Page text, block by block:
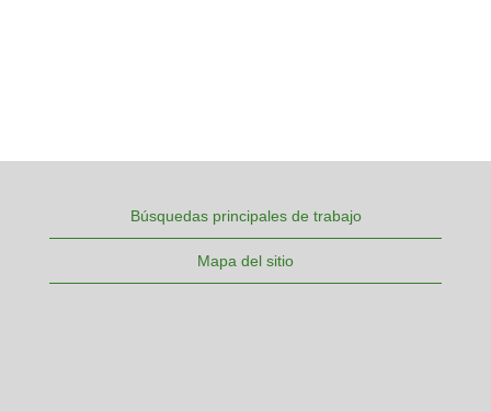
Búsquedas principales de trabajo
Mapa del sitio